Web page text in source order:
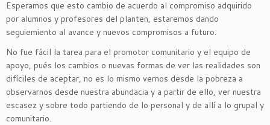
Esperamos que esto cambio de acuerdo al compromiso adquirido
por alumnos y profesores del planten, estaremos dando
seguiemiento al avance y nuevos compromisos a futuro.
No fue fácil la tarea para el promotor comunitario y el equipo de
apoyo, pués los cambios o nuevas formas de ver las realidades son
difíciles de aceptar, no es lo mismo vernos desde la pobreza a
observarnos desde nuestra abundacia y a partir de ello, ver nuestra
escasez y sobre todo partiendo de lo personal y de allí a lo grupal y
comunitario.